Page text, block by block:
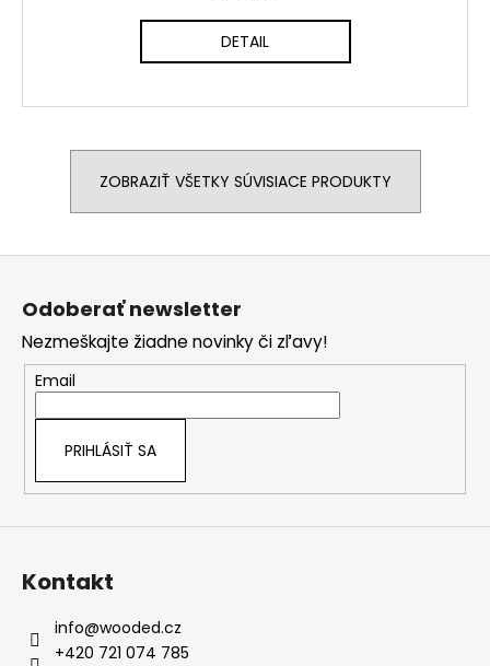
DETAIL
ZOBRAZIŤ VŠETKY SÚVISIACE PRODUKTY
Z
Odoberať newsletter
Nezmeškajte žiadne novinky či zľavy!
Email
PRIHLÁSIŤ SA
Kontakt
info@wooded.cz
+420 721 074 785